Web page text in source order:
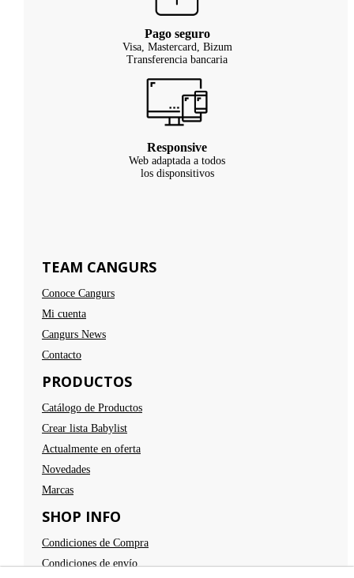
Pago seguro
Visa, Mastercard, Bizum
Transferencia bancaria
Responsive
Web adaptada a todos
los disponsitivos
TEAM CANGURS
Conoce Cangurs
Mi cuenta
Cangurs News
Contacto
PRODUCTOS
Catálogo de Productos
Crear lista Babylist
Actualmente en oferta
Novedades
Marcas
SHOP INFO
Condiciones de Compra
Condiciones de envío